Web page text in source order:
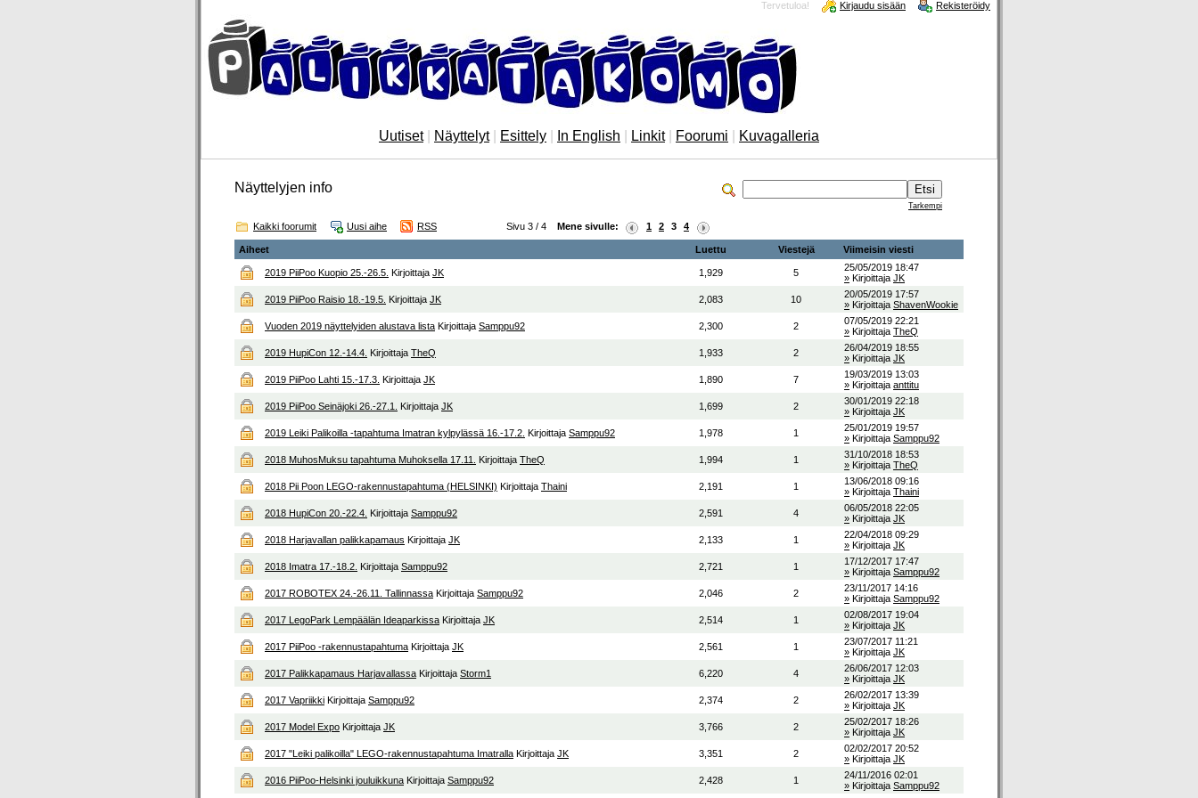
Tervetuloa! Kirjaudu sisään Rekisteröidy
Uutiset| Näyttelyt| Esittely In English Linkit| Foorumi Kuvagalleria
Tarkempi
Näyttelyjen info
Sivu 3 / 4 Mene sivulle: 1 2 3 4
Kaikki foorumit Uusi aihe RSS
Aiheet Luettu Viestejä Viimeisin viesti
2019 PiiPoo Kuopio 25.-26.5. Kirjoittaja JK 1,929 5
25/05/2019 18:47
» Kirjoittaja JK
2019 PiiPoo Raisio 18.-19.5. Kirjoittaja JK 2,083 10
20/05/2019 17:57
» Kirjoittaja ShavenWookie
Vuoden 2019 näyttelyiden alustava lista Kirjoittaja Samppu92 2,300 2
07/05/2019 22:21
» Kirjoittaja TheQ
2019 HupiCon 12.-14.4. Kirjoittaja TheQ 1,933 2
26/04/2019 18:55
» Kirjoittaja JK
2019 PiiPoo Lahti 15.-17.3. Kirjoittaja JK 1,890 7
19/03/2019 13:03
» Kirjoittaja anttitu
2019 PiiPoo Seinäjoki 26.-27.1.
Kirjoittaja JK 1,699 2
30/01/2019 22:18
» Kirjoittaja JK
2019 Leiki Palikoilla -tapahtuma Imatran kylpylässä 16.-17.2. Kirjoittaja Samppu92 1,978 1
25/01/2019 19:57
» Kirjoittaja Samppu92
2018 MuhosMuksu tapahtuma Muhoksella 17.11.
Kirjoittaja TheQ 1,994 1
31/10/2018 18:53
» Kirjoittaja TheQ
2018 Pii Poon LEGO-rakennustapahtuma (HELSINKI) Kirjoittaja Thaini 2,191 1
13/06/2018 09:16
» Kirjoittaja Thaini
2018 HupiCon 20.-22.4. Kirjoittaja Samppu92 2,591 4
06/05/2018 22:05
» Kirjoittaja JK
2018 Harjavallan palikkapamaus Kirjoittaja JK 2,133 1
22/04/2018 09:29
» Kirjoittaja JK
2018 Imatra 17.-18.2. Kirjoittaja Samppu92 2,721 1
17/12/2017 17:47
» Kirjoittaja Samppu92
2017 ROBOTEX 24.-26.11. Tallinnassa Kirjoittaja Samppu92 2,046 2
23/11/2017 14:16
» Kirjoittaja Samppu92
2017 LegoPark Lempäälän Ideaparkissa Kirjoittaja JK 2,514 1
02/08/2017 19:04
» Kirjoittaja JK
2017 PiiPoo -rakennustapahtuma Kirjoittaja JK 2,561 1
23/07/2017 11:21
» Kirjoittaja JK
2017 Palikkapamaus Harjavallassa Kirjoittaja Storm1 6,220 4
26/06/2017 12:03
» Kirjoittaja JK
2017 Vapriikki Kirjoittaja Samppu92 2,374 2
26/02/2017 13:39
» Kirjoittaja JK
2017 Model Expo Kirjoittaja JK 3,766 2
25/02/2017 18:26
» Kirjoittaja JK
2017 "Leiki palikoilla" LEGO-rakennustapahtuma Imatralla Kirjoittaja JK 3,351 2
02/02/2017 20:52
» Kirjoittaja JK
2016 PiiPoo-Helsinki jouluikkuna Kirjoittaja Samppu92 2,428 1
24/11/2016 02:01
» Kirjoittaja Samppu92